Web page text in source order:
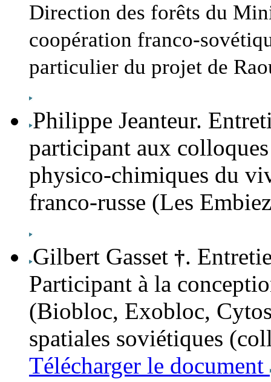
Direction des forêts du
coopération franco-
particulier du projet de
Philippe Jeanteur.
participant aux
physico-chimiques du
franco-russe (Les
Gilbert Gasset †.
Participant à la
(Biobloc, Exobloc,
spatiales soviétiques
Télécharger le document